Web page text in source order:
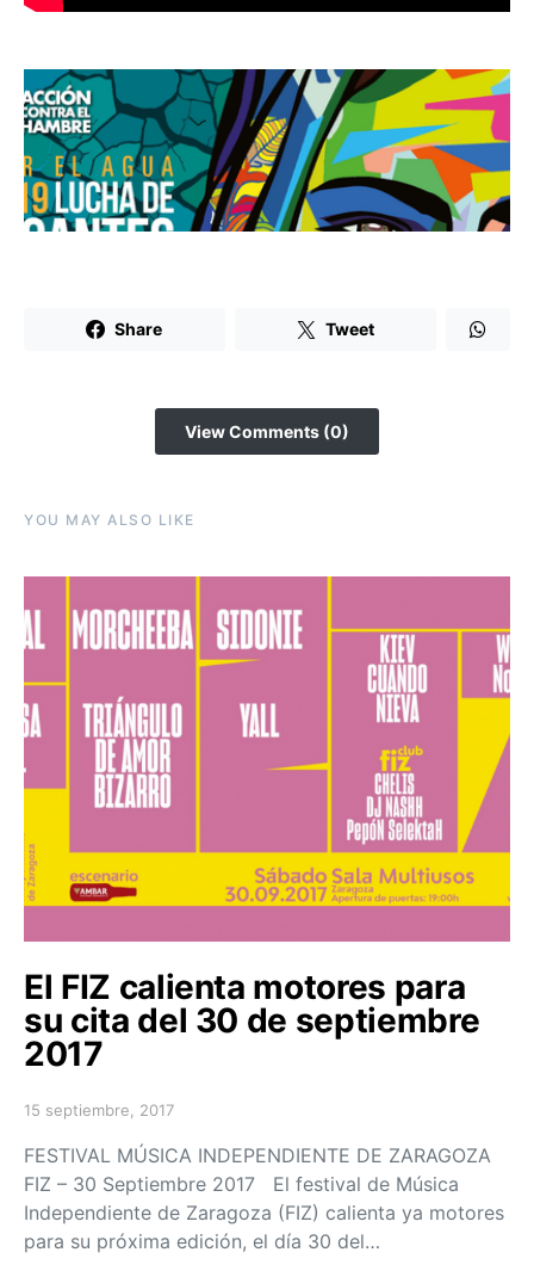
Share Tweet
View Comments (0)
YOU MAY ALSO LIKE
El FIZ calienta motores para
su cita del 30 de septiembre
2017
Posted on
15 septiembre, 2017
FESTIVAL MÚSICA INDEPENDIENTE DE ZARAGOZA
FIZ – 30 Septiembre 2017 El festival de Música
Independiente de Zaragoza (FIZ) calienta ya motores
para su próxima edición, el día 30 del…